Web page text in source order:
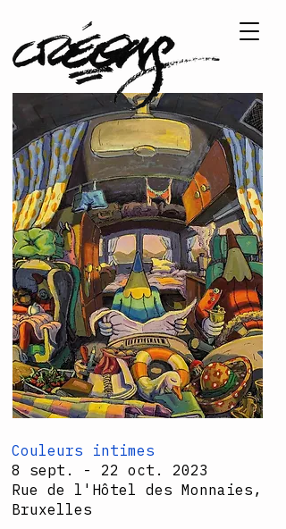
Couleurs intimes
8 sept. - 22 oct. 2023
Rue de l'Hôtel des Monnaies,
Bruxelles